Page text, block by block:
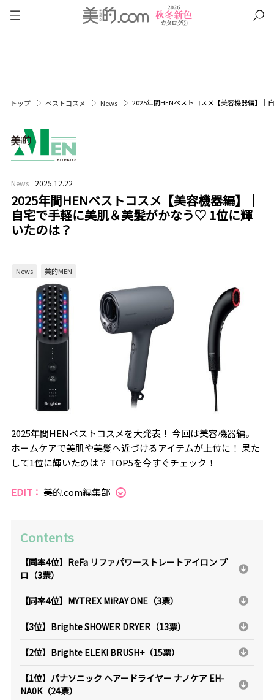
トップ ベストコスメ News 2025年間HENベストコスメ【美容機器編】
News 2025.12.22
2025年間HENベストコスメ【美容機器編】｜
自宅で手軽に美肌＆美髪がかなう♡ 1位に輝
いたのは？
News 美的MEN
2025年間HENベストコスメを大発表！ 今回は美容機器編。
ホームケアで美肌や美髪へ近づけるアイテムが上位に！ 果た
して1位に輝いたのは？ TOP5を今すぐチェック！
EDIT： 美的.com編集部
Contents
【同率4位】ReFa リファパワーストレートアイロン プ
ロ（3票）
【同率4位】MYTREX MiRAY ONE（3票）
【3位】Brighte SHOWER DRYER（13票）
【2位】Brighte ELEKI BRUSH+（15票）
【1位】パナソニック ヘアードライヤー ナノケア EH-
NA0K（24票）